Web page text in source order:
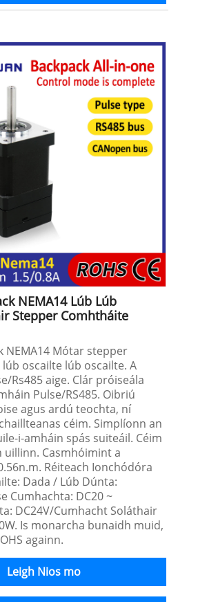
NEMA14 Lúb Lúb
Stepper Comhtháite
NEMA14 Mótar stepper
oscailte lúb oscailte. A
Rs485 aige. Clár próiseála
Pulse/RS485. Oibriú
agus ardú teochta, ní
céim. Simplíonn an
i-amháin spás suiteáil. Céim
uillinn. Casmhóimint a
Réiteach Ionchódóra
Dada / Lúb Dúnta:
Cumhachta: DC20 ~
DC24V/Cumhacht Soláthair
Is monarcha bunaidh muid,
againn.
Leigh Nios mo